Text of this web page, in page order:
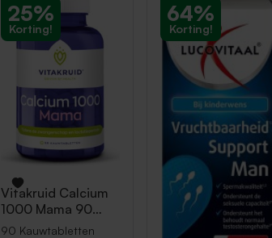
25%
Korting!
Vitakruid Calcium
1000 Mama 90
Kauwtabletten
90 Kauwtabletten
64%
Korting!